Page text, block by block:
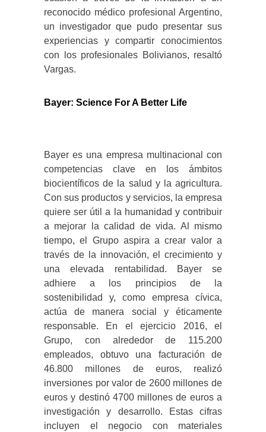
reconocido médico profesional Argentino,
un investigador que pudo presentar sus
experiencias y compartir conocimientos
con los profesionales Bolivianos, resaltó
Vargas.
Bayer: Science For A Better Life
Bayer es una empresa multinacional con
competencias clave en los ámbitos
biocientíficos de la salud y la agricultura.
Con sus productos y servicios, la empresa
quiere ser útil a la humanidad y contribuir
a mejorar la calidad de vida. Al mismo
tiempo, el Grupo aspira a crear valor a
través de la innovación, el crecimiento y
una elevada rentabilidad. Bayer se
adhiere a los principios de la
sostenibilidad y, como empresa cívica,
actúa de manera social y éticamente
responsable. En el ejercicio 2016, el
Grupo, con alrededor de 115.200
empleados, obtuvo una facturación de
46.800 millones de euros, realizó
inversiones por valor de 2600 millones de
euros y destinó 4700 millones de euros a
investigación y desarrollo. Estas cifras
incluyen el negocio con materiales